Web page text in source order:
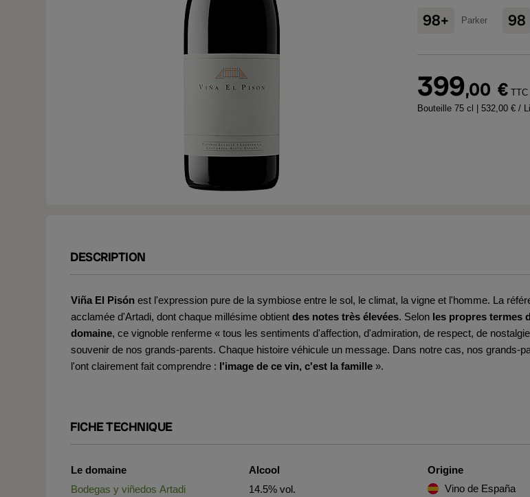
98+ Parker 98
399,00 € TTC
Bouteille 75 cl
| 532,00 € /
DESCRIPTION
Viña El Pisón est l'expression pure de la symbiose entre le sol, le climat, la vigne et l'homme. La
acclamée d'Artadi, dont chaque millésime obtient des notes très élevées. Selon les propres termes
domaine, ce vignoble renferme « tous les sentiments d'affection, d'admiration, de respect, de
souvenir de nos grands-parents. Chaque histoire véhicule un message. Dans notre cas, nos grands-
l'ont clairement fait comprendre : l'image de ce vin, c'est la famille ».
FICHE TECHNIQUE
Le domaine
Bodegas y viñedos Artadi
Alcool
14.5% vol.
Origine
Vino de España